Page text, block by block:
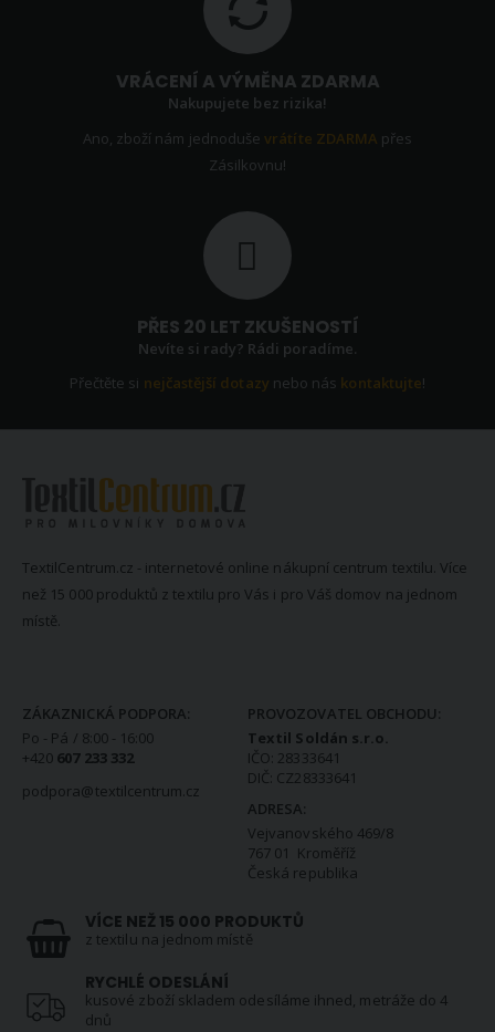
VRÁCENÍ A VÝMĚNA ZDARMA
Nakupujete bez rizika!
Ano, zboží nám jednoduševrátíte ZDARMA přes
Zásilkovnu!
PŘES 20 LET ZKUŠENOSTÍ
Nevíte si rady? Rádi poradíme.
Přečtěte si nejčastější dotazy nebo nás kontaktujte!
TextilCentrum.cz - internetové online nákupní centrum textilu. Více
než 15 000 produktů z textilu pro Vás i pro Váš domov na jednom
místě.
ZÁKAZNICKÁ PODPORA:
Po - Pá / 8:00 - 16:00
+420 607 233 332
podpora@textilcentrum.cz
PROVOZOVATEL OBCHODU:
Textil Soldán s.r.o.
IČO: 28333641
DIČ: CZ28333641
ADRESA:
Vejvanovského 469/8
767 01 Kroměříž
Česká republika
VÍCE NEŽ 15 000 PRODUKTŮ
z textilu na jednom místě
RYCHLÉ ODESLÁNÍ
kusové zboží skladem odesíláme ihned, metráže do 4
dnů